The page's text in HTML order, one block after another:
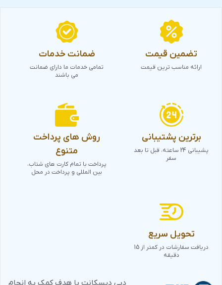
تضمین قیمت
ارائه مناسب ترین قیمت
ضمانت خدمات
تمامی خدمات ما دارای ضمانت
می باشند
برترین پشتیبانی
پشیبانی 24 ساعته، قبل تا بعد
سفر
روش های پرداخت
متنوع
پرداخت با تمام کارت های شتاب،
بین المللی و پرداخت در محل
تحویل سریع
دریافت سفارشات در کمتر از 15
دقیقه